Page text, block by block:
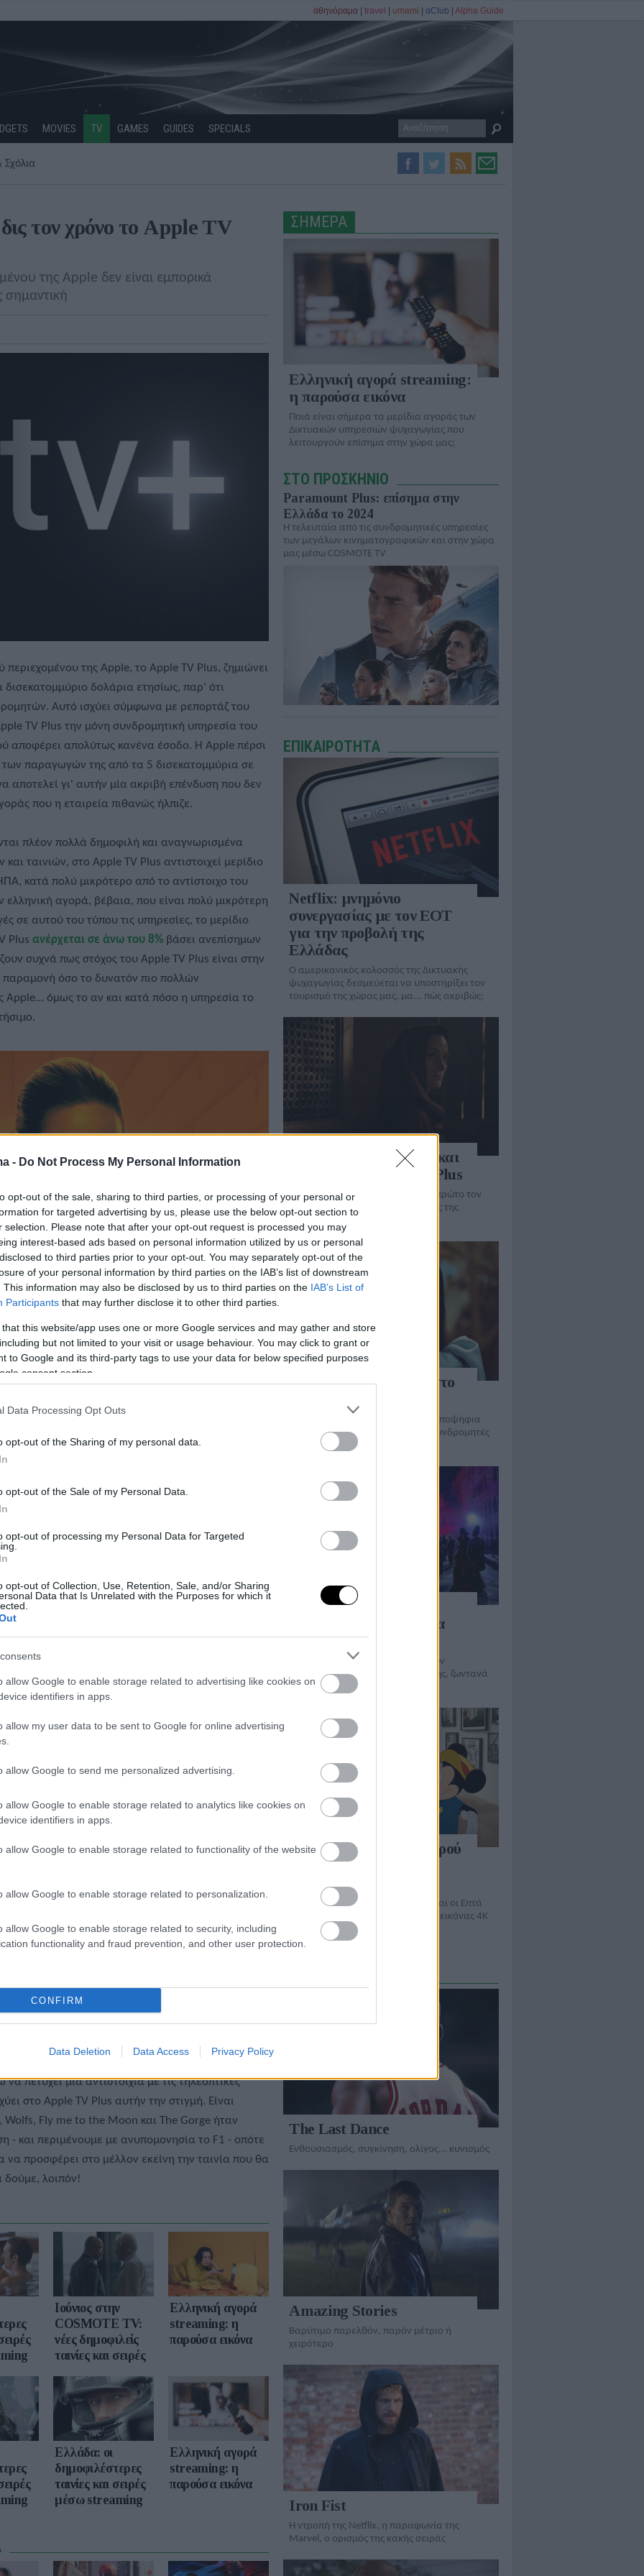
- Do Not Process My Personal Information
opt-out of the sale, sharing to third parties, or processing of your personal or
for targeted advertising by us, please use the below opt-out section to
selection. Please note that after your opt-out request is processed you may
interest-based ads based on personal information utilized by us or personal
to third parties prior to your opt-out. You may separately opt-out of the
of your personal information by third parties on the IAB’s list of downstream
This information may also be disclosed by us to third parties on the IAB’s List of
Participants that may further disclose it to other third parties.
that this website/app uses one or more Google services and may gather and store
but not limited to your visit or usage behaviour. You may click to grant or
to Google and its third-party tags to use your data for below specified purposes
consent section.
Data Processing Opt Outs
opt-out of the Sharing of my personal data.
opt-out of the Sale of my Personal Data.
opt-out of processing my Personal Data for Targeted
opt-out of Collection, Use, Retention, Sale, and/or Sharing
Data that Is Unrelated with the Purposes for which it
allow Google to enable storage related to advertising like cookies on
identifiers in apps.
allow my user data to be sent to Google for online advertising
allow Google to send me personalized advertising.
allow Google to enable storage related to analytics like cookies on
identifiers in apps.
allow Google to enable storage related to functionality of the website
allow Google to enable storage related to personalization.
allow Google to enable storage related to security, including
functionality and fraud prevention, and other user protection.
CONFIRM
Data Deletion Data Access Privacy Policy
αθηνόραμα travel umami αClub Alpha Guide
MOVIES TV GAMES GUIDES SPECIALS
τον χρόνο το Apple TV
της Apple δεν είναι εμπορικά
σημαντική
της Apple, το Apple TV Plus, ζημιώνει
δισεκατομμύριο δολάρια ετησίως, παρ' ότι
Αυτό ισχύει σύμφωνα με ρεπορτάζ του
TV Plus την μόνη συνδρομητική υπηρεσία του
αποφέρει απολύτως κανένα έσοδο. Η Apple πέρσι
των παραγωγών της από τα 5 δισεκατομμύρια σε
αποτελεί γι' αυτήν μία ακριβή επένδυση που δεν
που η εταιρεία πιθανώς ήλπιζε.
πλέον πολλά δημοφιλή και αναγνωρισμένα
ταινιών, στο Apple TV Plus αντιστοιχεί μερίδιο
κατά πολύ μικρότερο από το αντίστοιχο του
ελληνική αγορά, βέβαια, που είναι πολύ μικρότερη
σε αυτού του τύπου τις υπηρεσίες, το μερίδιο
Plus ανέρχεται σε άνω του 8% βάσει ανεπίσημων
συχνά πως στόχος του Apple TV Plus είναι στην
όσο το δυνατόν πιο πολλών
όμως το αν και κατά πόσο η υπηρεσία το
κοστίζει στην ιδιοκτήτριά του πολλά χρήματα - σε
που, μετά από χρόνια προσπάθειας, είναι πλέον
απώλειες αυτές φαντάζουν κατά βάση μικρές στο
της Apple. Η εταιρεία κατέγραψε 391 δις
το 2024 (κυρίως βάσει των πωλήσεων iPhone),
να χάνει ένα δις κάθε χρόνο
στις πλέον ποιοτικές υπηρεσίες
σήμερα.
δηλώνουμε ευτυχείς που ο Tim Cook
TV Plus ως μία επένδυση που αξίζει το
μερικές από τις αγαπημένες μας
Ναι, οι πιο πολλοί μιλούν συνήθως για το Ted
ή το For All Mankind, αλλά τα Silo, Slow
είναι - κατά την άποψή μας - εξαιρετικές
δεν συναντά συχνά κανείς στην βιβλιοθήκη
του Netflix καταλαβαίνουν ακριβώς τί
πρέπει κάποια στιγμή να προσφέρει περισσότερα
Oscar καλύτερης ταινίας το 2022 με το
πετύχει μία αντιστοιχία με τις τηλεοπτικές
στο Apple TV Plus αυτήν την στιγμή. Είναι
Fly me to the Moon και The Gorge ήταν
- και περιμένουμε με ανυπομονησία το F1 - οπότε
να προσφέρει στο μέλλον εκείνη την ταινία που θα
δούμε, λοιπόν!
Ιούνιος στην
COSMOTE TV:
νέες δημοφιλείς
ταινίες και σειρές
Ελληνική αγορά
streaming: η
παρούσα εικόνα
Ελλάδα: οι
δημοφιλέστερες
ταινίες και σειρές
μέσω streaming
Ελληνική αγορά
streaming: η
παρούσα εικόνα
ΣΗΜΕΡΑ
Ελληνική αγορά streaming:
η παρούσα εικόνα
Ποιά είναι σήμερα τα μερίδια αγοράς των
Δικτυακών υπηρεσιών ψυχαγωγίας που
λειτουργούν επίσημα στην χώρα μας;
ΣΤΟ ΠΡΟΣΚΗΝΙΟ
Paramount Plus: επίσημα στην
Ελλάδα το 2024
Η τελευταία από τις συνδρομητικές υπηρεσίες
των μεγάλων κινηματογραφικών και στην χώρα
μας μέσω COSMOTE TV
ΕΠΙΚΑΙΡΟΤΗΤΑ
Netflix: μνημόνιο
συνεργασίας με τον ΕΟΤ
για την προβολή της
Ελλάδας
Ο αμερικανικός κολοσσός της Δικτυακής
ψυχαγωγίας δεσμεύεται να υποστηρίξει τον
τουρισμό της χώρας μας, μα... πώς ακριβώς;
Τα Star Wars: Acolyte και
X-Men '97 στο Disney Plus
Το δεύτερο διαθέσιμο άμεσα, το πρώτο τον
Ιούνιο σε όλους τους συνδρομητές της
υπηρεσίας
Το Poor Things τώρα στο
Η ταινία του Γιώργου Λάνθιμου, υποψήφια
για 11 Όσκαρ, διαθέσιμη στους συνδρομητές
της υπηρεσίας
COSMOTE TV: ειδικό
κανάλι αφιερωμένο στα
Oscar 2024
Προβολή τριών Οσκαρικών ταινιών
καθημερινά και η τελετή απονομής, ζωντανά
και αποκλειστικά
Disney Plus: ταινία μικρού
μήκους για τα 100α
γενέθλια
Και η κλασική ταινία "Η Χιονάτη και οι Επτά
Νάνοι" σε επανέκδοση ανάλυσης εικόνας 4Κ
The Last Dance
Ενθουσιασμός, συγκίνηση, ολίγος... κυνισμός
Amazing Stories
Βαρύτιμο παρελθόν, παρόν μέτριο ή
χειρότερο
Iron Fist
Η ντροπή της Netflix, η παραφωνία της
Marvel, ο ορισμός της κακής σειράς